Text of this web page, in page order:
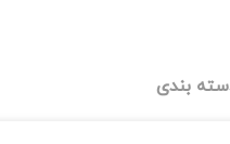
بندی